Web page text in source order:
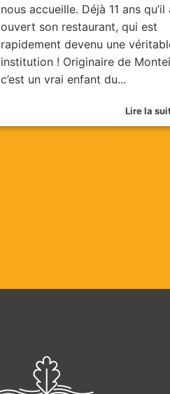
nous accueille. Déjà 11 ans qu’il
ouvert son restaurant, qui est
rapidement devenu une
institution ! Originaire de
c’est un vrai enfant du...
Lire la